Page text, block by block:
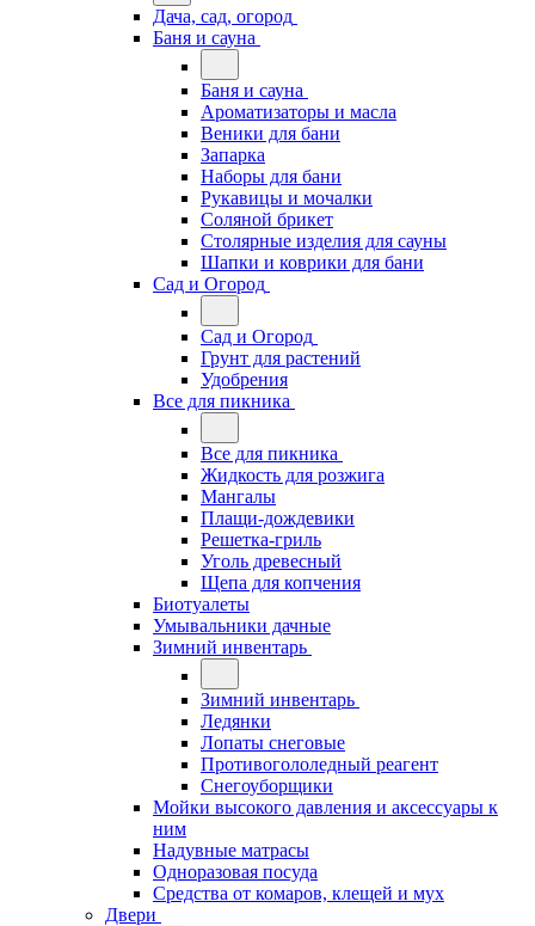
Дача, сад, огород
Баня и сауна
Баня и сауна
Ароматизаторы и масла
Веники для бани
Запарка
Наборы для бани
Рукавицы и мочалки
Соляной брикет
Столярные изделия для сауны
Шапки и коврики для бани
Сад и Огород
Сад и Огород
Грунт для растений
Удобрения
Все для пикника
Все для пикника
Жидкость для розжига
Мангалы
Плащи-дождевики
Решетка-гриль
Уголь древесный
Щепа для копчения
Биотуалеты
Умывальники дачные
Зимний инвентарь
Зимний инвентарь
Ледянки
Лопаты снеговые
Противогололедный реагент
Снегоуборщики
Мойки высокого давления и аксессуары к
ним
Надувные матрасы
Одноразовая посуда
Средства от комаров, клещей и мух
Двери